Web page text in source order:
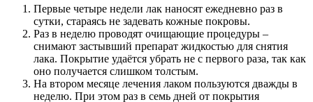
Первые четыре недели лак наносят ежедневно раз в
сутки, стараясь не задевать кожные покровы.
Раз в неделю проводят очищающие процедуры –
снимают застывший препарат жидкостью для снятия
лака. Покрытие удаётся убрать не с первого раза, так как
оно получается слишком толстым.
На втором месяце лечения лаком пользуются дважды в
неделю. При этом раз в семь дней от покрытия